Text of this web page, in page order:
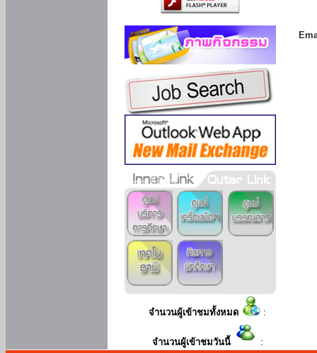
จำนวนผู้เข้าชมทั้งหมด :
จำนวนผู้เข้าชมวันนี้ :